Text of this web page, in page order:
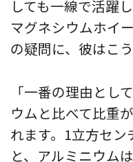
しても一線で活躍
マグネシウムホイ
の疑問に、彼はこ
「一番の理由とし
ウムと比べて比重
れます。1立方セ
と、アルミニウム